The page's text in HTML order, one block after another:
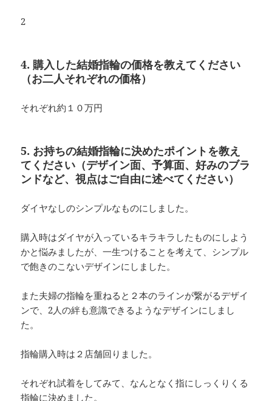
2
4. 購入した結婚指輪の価格を教えてください
（お二人それぞれの価格）
それぞれ約１０万円
5. お持ちの結婚指輪に決めたポイントを教え
てください（デザイン面、予算面、好みのブラ
ンドなど、視点はご自由に述べてください）
ダイヤなしのシンプルなものにしました。
購入時はダイヤが入っているキラキラしたものにしよう
かと悩みましたが、一生つけることを考えて、シンプル
で飽きのこないデザインにしました。
また夫婦の指輪を重ねると２本のラインが繋がるデザイ
ンで、2人の絆も意識できるようなデザインにしまし
た。
指輪購入時は２店舗回りました。
それぞれ試着をしてみて、なんとなく指にしっくりくる
指輪に決めました。